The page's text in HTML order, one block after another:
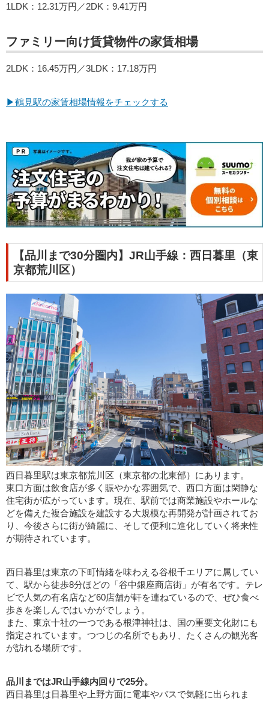
1LDK：12.31万円／2DK：9.41万円
ファミリー向け賃貸物件の家賃相場
2LDK：16.45万円／3LDK：17.18万円
▶鶴見駅の家賃相場情報をチェックする
【品川まで30分圏内】JR山手線：西日暮里（東
京都荒川区）
西日暮里駅は東京都荒川区（東京都の北東部）にあります。
東口方面は飲食店が多く賑やかな雰囲気で、西口方面は閑静な
住宅街が広がっています。現在、駅前では商業施設やホールな
どを備えた複合施設を建設する大規模な再開発が計画されてお
り、今後さらに街が綺麗に、そして便利に進化していく将来性
が期待されています。
西日暮里は東京の下町情緒を味わえる谷根千エリアに属してい
て、駅から徒歩8分ほどの「谷中銀座商店街」が有名です。テレ
ビで人気の有名店など60店舗が軒を連ねているので、ぜひ食べ
歩きを楽しんではいかがでしょう。
また、東京十社の一つである根津神社は、国の重要文化財にも
指定されています。つつじの名所でもあり、たくさんの観光客
が訪れる場所です。
品川まではJR山手線内回りで25分。
西日暮里は日暮里や上野方面に電車やバスで気軽に出られま